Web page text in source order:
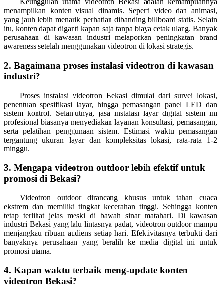
Keunggulan utama videotron Bekasi adalah kemampuannya
menampilkan konten visual dinamis. Seperti video dan animasi,
yang jauh lebih menarik perhatian dibanding billboard statis. Selain
itu, konten dapat diganti kapan saja tanpa biaya cetak ulang. Banyak
perusahaan di kawasan industri melaporkan peningkatan brand
awareness setelah menggunakan videotron di lokasi strategis.
2. Bagaimana proses instalasi videotron di kawasan
industri?
Proses instalasi videotron Bekasi dimulai dari survei lokasi,
penentuan spesifikasi layar, hingga pemasangan panel LED dan
sistem kontrol. Selanjutnya, jasa instalasi layar digital sistem ini
profesional biasanya menyediakan layanan konsultasi, pemasangan,
serta pelatihan penggunaan sistem. Estimasi waktu pemasangan
tergantung ukuran layar dan kompleksitas lokasi, rata-rata 1-2
minggu.
3. Mengapa videotron outdoor lebih efektif untuk
promosi di Bekasi?
Videotron outdoor dirancang khusus untuk tahan cuaca
ekstrem dan memiliki tingkat kecerahan tinggi. Sehingga konten
tetap terlihat jelas meski di bawah sinar matahari. Di kawasan
industri Bekasi yang lalu lintasnya padat, videotron outdoor mampu
menjangkau ribuan audiens setiap hari. Efektivitasnya terbukti dari
banyaknya perusahaan yang beralih ke media digital ini untuk
promosi utama.
4. Kapan waktu terbaik meng-update konten
videotron Bekasi?